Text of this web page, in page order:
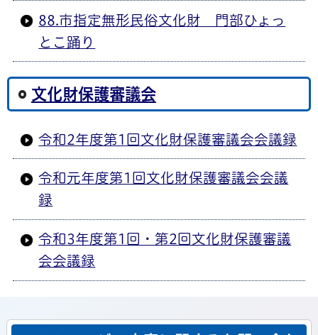
88.市指定無形民俗文化財 門部ひょっ
とこ踊り
文化財保護審議会
令和2年度第1回文化財保護審議会会議録
令和元年度第1回文化財保護審議会会議
録
令和3年度第1回・第2回文化財保護審議
会会議録